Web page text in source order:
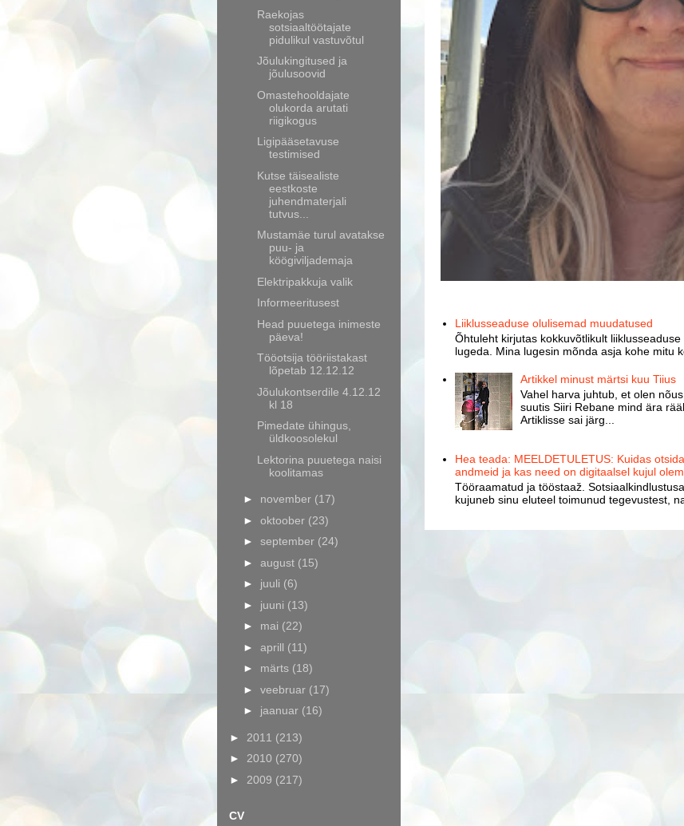
Liiklusseaduse olulisemad muudatused
Õhtuleht kirjutas kokkuvõtlikult
lugeda. Mina lugesin mõnda asja kohe mitu
Artikkel minust märtsi kuu Tiius
Vahel harva juhtub, et olen
suutis Siiri Rebane mind ära
Artiklisse sai järg...
Hea teada: MEELDETULETUS: Kuidas
andmeid ja kas need on digitaalsel kujul
Tööraamatud ja tööstaaž.
kujuneb sinu eluteel toimunud tegevustest,
Raekojas
sotsiaaltöötajate
pidulikul vastuvõtul
Jõulukingitused ja
jõulusoovid
Omastehooldajate
olukorda arutati
riigikogus
Ligipääsetavuse
testimised
Kutse täisealiste
eestkoste
juhendmaterjali
tutvus...
Mustamäe turul avatakse
puu- ja
köögiviljademaja
Elektripakkuja valik
Informeeritusest
Head puuetega inimeste
päeva!
Tööotsija tööriistakast
lõpetab 12.12.12
Jõulukontserdile 4.12.12
kl 18
Pimedate ühingus,
üldkoosolekul
Lektorina puuetega naisi
koolitamas
► november (17)
► oktoober (23)
► september (24)
► august (15)
► juuli (6)
► juuni (13)
► mai (22)
► aprill (11)
► märts (18)
► veebruar (17)
► jaanuar (16)
► 2011 (213)
► 2010 (270)
► 2009 (217)
CV